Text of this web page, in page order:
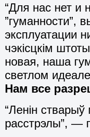
“Для нас нет и
”гуманности”,
эксплуатации
чэкісцкім
новая, наша
светлом
Нам все
“Ленін
расстрэлы”, —